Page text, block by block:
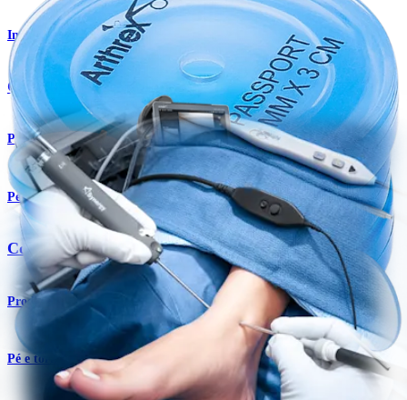
Imagem e ressecção
Cânulas e acessórios para nanoscopia
Produto
Pé e tornozelo
Console para nano artroscopia
Produto
Pé e tornozelo